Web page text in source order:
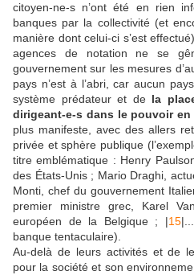
citoyen-ne-s n’ont été en rien
banques par la collectivité (et
manière dont celui-ci s’est
agences de notation ne se
gouvernement sur les mesures
pays n’est à l’abri, car aucun
système prédateur et de la
dirigeant-e-s dans le pouvoir en
plus manifeste, avec des allers
privée et sphère publique
titre emblématique : Henry
des États-Unis ; Mario Draghi,
Monti, chef du gouvernement
premier ministre grec, Karel
européen de la Belgique ; |15
banque tentaculaire).
Au-delà de leurs activités et de
pour la société et son